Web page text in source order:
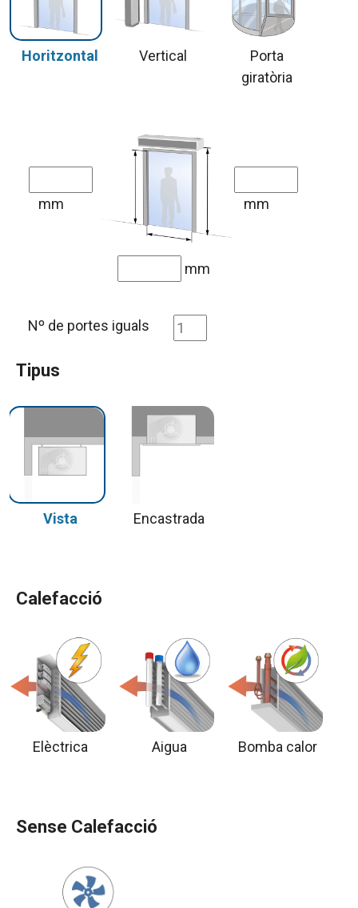
Horitzontal Vertical
Porta
giratòria
mm mm
mm
Nº de portes iguals
Tipus
Vista Encastrada
Calefacció
Elèctrica Aigua Bomba calor
Sense Calefacció